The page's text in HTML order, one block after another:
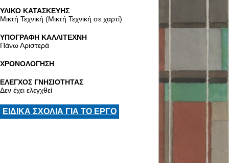
ΥΛΙΚΟ ΚΑΤΑΣΚΕΥΗΣ
Μικτή Τεχνική (Μικτή Τεχνική σε χαρτί)
ΥΠΟΓΡΑΦΗ ΚΑΛΛΙΤΕΧΝΗ
Πάνω Αριστερά
ΧΡΟΝΟΛΟΓΗΣΗ
ΕΛΕΓΧΟΣ ΓΝΗΣΙΟΤΗΤΑΣ
Δεν έχει ελεγχθεί
ΕΙΔΙΚΑ ΣΧΟΛΙΑ ΓΙΑ ΤΟ ΕΡΓΟ